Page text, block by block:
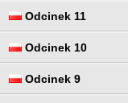
Odcinek 11
Odcinek 10
Odcinek 9